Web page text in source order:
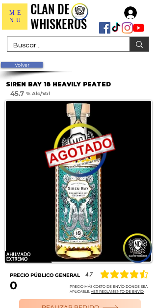
CLAN DE
WHISKEROS
CLAN DE
WHISKEROS
ME
NU
Volver
SIREN BAY 18 HEAVILY PEATED
45.7 % Alc/Vol
PRECIO PÚBLICO GENERAL 4.7 la calificación
0
PRECIO MÁS COSTO DE ENVÍO DONDE SEA
APLICABLE. VER REGLAMENTO DE ENVÍO.